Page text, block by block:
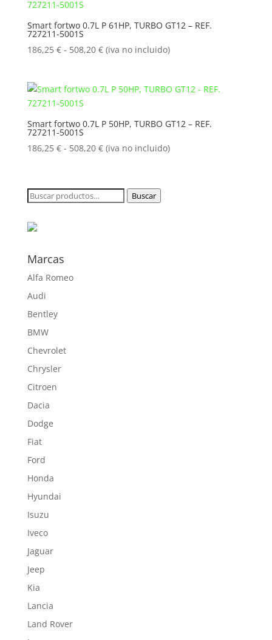
hasta
Smart fortwo 0.7L P 61HP, TURBO GT12 – REF.
727211-5001S
186,25 € - 508,20 €Rango
desde
hasta
(iva no incluido)
Smart fortwo 0.7L P 50HP, TURBO GT12 – REF.
727211-5001S
186,25 € - 508,20 €Rango
desde
186,25 €
(iva no incluido)
Buscar
Buscar
Marcas
Alfa Romeo
Audi
Bentley
BMW
Chevrolet
Chrysler
Citroen
Dacia
Dodge
Fiat
Ford
Honda
Hyundai
Isuzu
Iveco
Jaguar
Jeep
Kia
Lancia
Land Rover